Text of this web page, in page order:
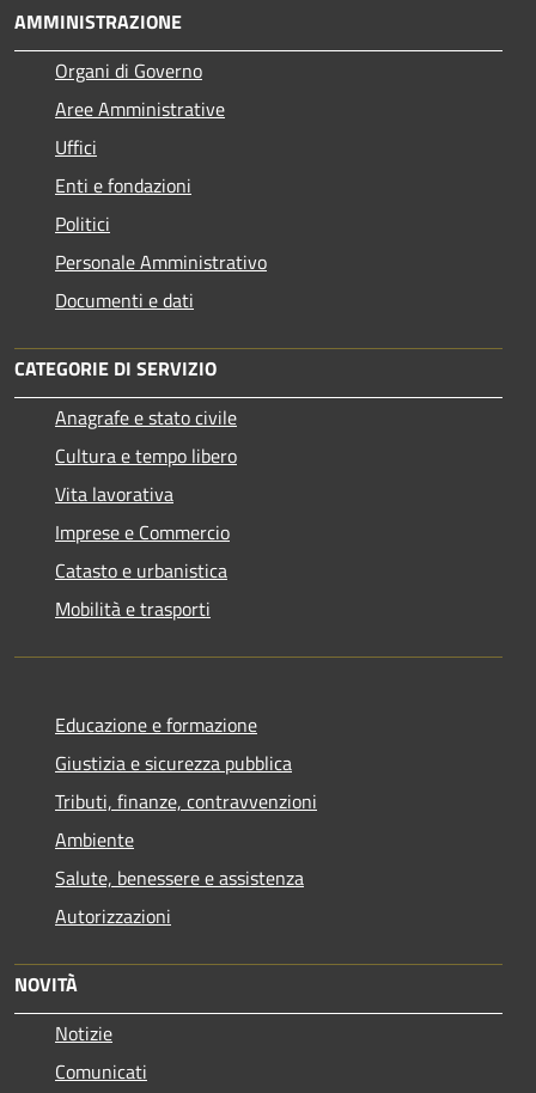
AMMINISTRAZIONE
Organi di Governo
Aree Amministrative
Uffici
Enti e fondazioni
Politici
Personale Amministrativo
Documenti e dati
CATEGORIE DI SERVIZIO
Anagrafe e stato civile
Cultura e tempo libero
Vita lavorativa
Imprese e Commercio
Catasto e urbanistica
Mobilità e trasporti
Educazione e formazione
Giustizia e sicurezza pubblica
Tributi, finanze, contravvenzioni
Ambiente
Salute, benessere e assistenza
Autorizzazioni
NOVITÀ
Notizie
Comunicati